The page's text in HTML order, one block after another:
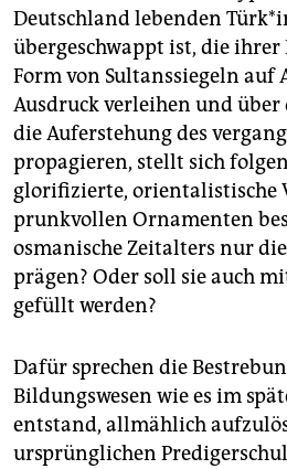
Deutschland lebenden
übergeschwappt ist, die ihrer
Form von Sultanssiegeln auf
Ausdruck verleihen und
die Auferstehung des
propagieren, stellt sich
glorifizierte, orientalistische
prunkvollen Ornamenten
osmanische Zeitalters nur
prägen? Oder soll sie auch
gefüllt werden?
Dafür sprechen die
Bildungswesen wie es im
entstand, allmählich
ursprünglichen